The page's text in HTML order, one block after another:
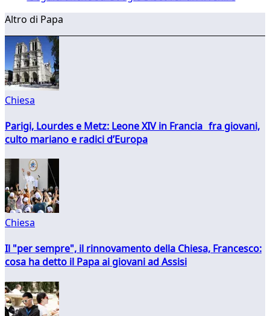
Altro di Papa
Chiesa
Parigi, Lourdes e Metz: Leone XIV in Francia fra giovani,
culto mariano e radici d’Europa
Chiesa
Il "per sempre", il rinnovamento della Chiesa, Francesco:
cosa ha detto il Papa ai giovani ad Assisi